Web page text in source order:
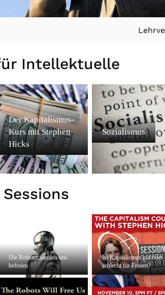
Intellektuelle
Der Kapitalismus-
Kurs mit Stephen
Hicks
Sozialismus
Die Roboter werden uns
befreien
Ist Kapitalismus gut oder
schlecht für Frauen?